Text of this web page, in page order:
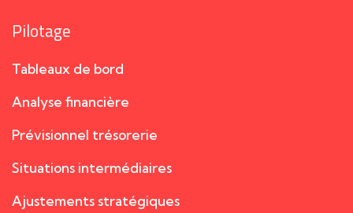
Pilotage
Tableaux de bord
Analyse financière
Prévisionnel trésorerie
Situations intermédiaires
Ajustements stratégiques